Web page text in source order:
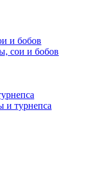
и бобов
сои и бобов
и турнепса